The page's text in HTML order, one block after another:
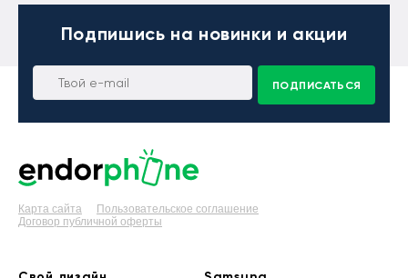
Подпишись на новинки и акции
ПОДПИСАТЬСЯ
Карта сайта
Пользовательское соглашение
Договор публичной оферты